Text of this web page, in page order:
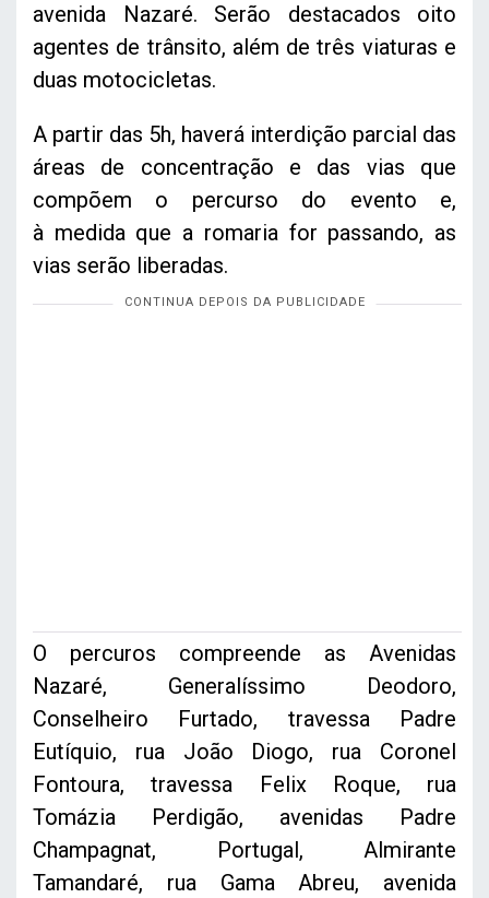
avenida Nazaré. Serão destacados oito
agentes de trânsito, além de três viaturas e
duas motocicletas.
A partir das 5h, haverá interdição parcial das
áreas de concentração e das vias que
compõem o percurso do evento e,
à medida que a romaria for passando, as
vias serão liberadas.
O percuros compreende as
Avenidas
Nazaré, Generalíssimo Deodoro,
Conselheiro Furtado, travessa Padre
Eutíquio, rua João Diogo, rua Coronel
Fontoura, travessa Felix Roque, rua
Tomázia Perdigão, avenidas Padre
Champagnat, Portugal, Almirante
Tamandaré, rua Gama Abreu, avenida